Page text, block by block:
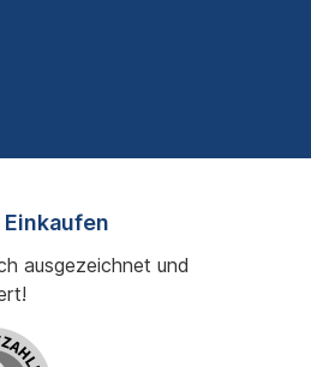
ausgezeichnet und